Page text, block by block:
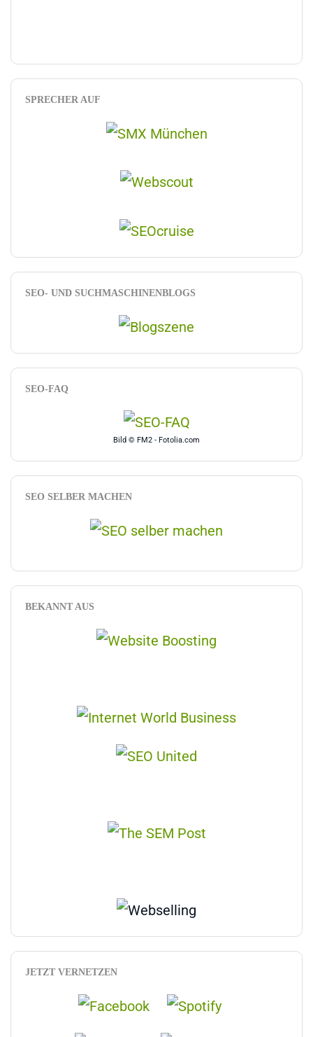
SPRECHER AUF
SEO- UND SUCHMASCHINENBLOGS
SEO-FAQ
Bild © FM2 - Fotolia.com
SEO SELBER MACHEN
BEKANNT AUS
JETZT VERNETZEN